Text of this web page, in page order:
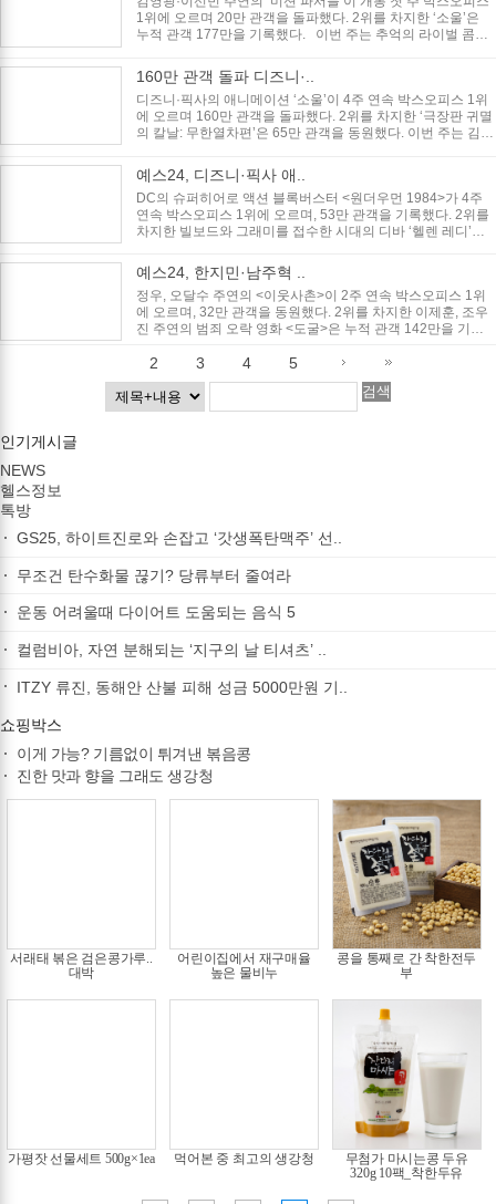
1위에 오르며 20만 관객을 돌파했다. 2위를 차지한 ‘소울’은
누적 관객 177만을 기록했다. 이번 주는 추억의 라이벌 콤비
160만 관객 돌파 디즈니·..
디즈니·픽사의 애니메이션 ‘소울’이 4주 연속 박스오피스 1위
에 오르며 160만 관객을 돌파했다. 2위를 차지한 ‘극장판 귀멸
의 칼날: 무한열차편’은 65만 관객을 동원했다. 이번 주는 김영
예스24, 디즈니·픽사 애..
DC의 슈퍼히어로 액션 블록버스터 <원더우먼 1984>가 4주
연속 박스오피스 1위에 오르며, 53만 관객을 기록했다. 2위를
차지한 빌보드와 그래미를 접수한 시대의 디바 ‘헬렌 레디’의
예스24, 한지민·남주혁 ..
정우, 오달수 주연의 <이웃사촌>이 2주 연속 박스오피스 1위
에 오르며, 32만 관객을 동원했다. 2위를 차지한 이제훈, 조우
진 주연의 범죄 오락 영화 <도굴>은 누적 관객 142만을 기록
2 3 4 5
검색
인기게시글
NEWS
헬스정보
톡방
GS25, 하이트진로와 손잡고 ‘갓생폭탄맥주’ 선..
무조건 탄수화물 끊기? 당류부터 줄여라
운동 어려울때 다이어트 도움되는 음식 5
컬럼비아, 자연 분해되는 ‘지구의 날 티셔츠’ ..
ITZY 류진, 동해안 산불 피해 성금 5000만원 기..
쇼핑박스
이게 가능? 기름없이 튀겨낸 볶음콩
진한 맛과 향을 그래도 생강청
서래태 볶은 검은콩가루..
대박
어린이집에서 재구매율
높은 물비누
콩을 통째로 간 착한전두
부
가평잣 선물세트 500g×1ea 먹어본 중 최고의 생강청
무첨가 마시는콩 두유
320g 10팩_착한두유